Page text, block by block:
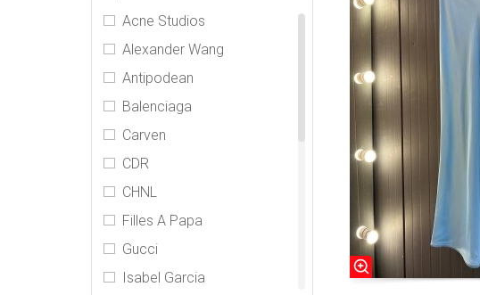
Acne Studios
Alexander Wang
Antipodean
Balenciaga
Carven
CDR
CHNL
Filles A Papa
Gucci
Isabel Garcia